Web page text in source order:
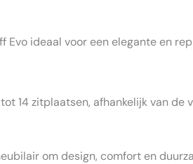
ideaal voor een elegante en
14 zitplaatsen, afhankelijk van de
om design, comfort en